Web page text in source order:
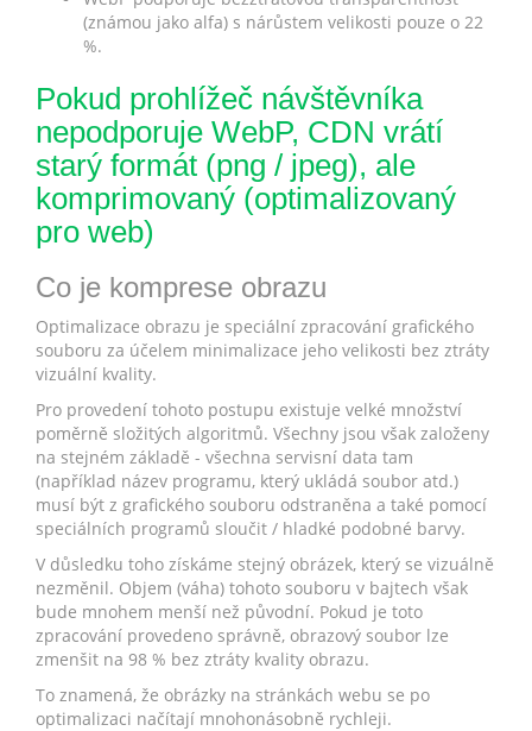
(známou jako alfa) s nárůstem velikosti pouze o 22
%.
Pokud prohlížeč návštěvníka
nepodporuje WebP, CDN vrátí
starý formát (png / jpeg), ale
komprimovaný (optimalizovaný
pro web)
Co je komprese obrazu
Optimalizace obrazu je speciální zpracování grafického
souboru za účelem minimalizace jeho velikosti bez ztráty
vizuální kvality.
Pro provedení tohoto postupu existuje velké množství
poměrně složitých algoritmů. Všechny jsou však založeny
na stejném základě - všechna servisní data tam
(například název programu, který ukládá soubor atd.)
musí být z grafického souboru odstraněna a také pomocí
speciálních programů sloučit / hladké podobné barvy.
V důsledku toho získáme stejný obrázek, který se vizuálně
nezměnil. Objem (váha) tohoto souboru v bajtech však
bude mnohem menší než původní. Pokud je toto
zpracování provedeno správně, obrazový soubor lze
zmenšit na 98 % bez ztráty kvality obrazu.
To znamená, že obrázky na stránkách webu se po
optimalizaci načítají mnohonásobně rychleji.